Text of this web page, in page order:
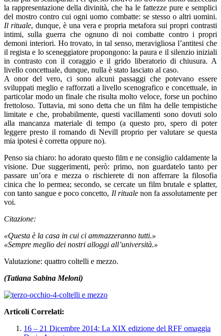
la rappresentazione della divinità, che ha le fattezze pure e semplici
del mostro contro cui ogni uomo combatte: se stesso o altri uomini.
Il rituale, dunque, è una vera e propria metafora sui propri contrasti
intimi, sulla guerra che ognuno di noi combatte contro i propri
demoni interiori. Ho trovato, in tal senso, meravigliosa l’antitesi che
il regista e lo sceneggiatore propongono: la paura e il silenzio iniziali
in contrasto con il coraggio e il grido liberatorio di chiusura. A
livello concettuale, dunque, nulla è stato lasciato al caso.
A onor del vero, ci sono alcuni passaggi che potevano essere
sviluppati meglio e rafforzati a livello scenografico e concettuale, in
particolar modo un finale che risulta molto veloce, forse un pochino
frettoloso. Tuttavia, mi sono detta che un film ha delle tempistiche
limitate e che, probabilmente, questi vacillamenti sono dovuti solo
alla mancanza materiale di tempo (a questo pro, spero di poter
leggere presto il romando di Nevill proprio per valutare se questa
mia ipotesi è corretta oppure no).
Penso sia chiaro: ho adorato questo film e ne consiglio caldamente la
visione. Due suggerimenti, però: primo, non guardatelo tanto per
passare un’ora e mezza o rischierete di non afferrare la filosofia
cinica che lo permea; secondo, se cercate un film brutale e splatter,
con tanto sangue e poco concetto, Il ritualenon fa assolutamente per
voi.
Citazione:
«Questa è la casa in cui ci ammazzeranno tutti.»
«Sempre meglio dei nostri alloggi all’università.»
Valutazione: quattro coltelli e mezzo.
(Tatiana Sabina Meloni)
Articoli Correlati:
16 – 21 Dicembre 2014: La XIX edizione del RFF omaggia